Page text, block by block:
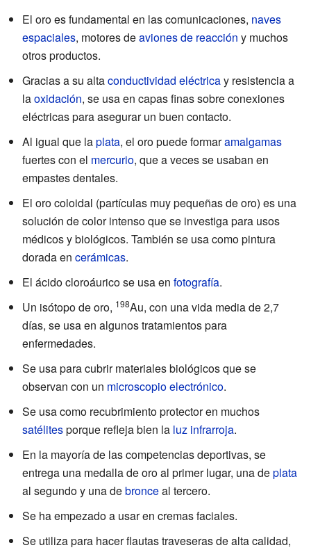
El oro es fundamental en las comunicaciones, naves
espaciales, motores deaviones de reacción y muchos
otros productos.
Gracias a su altaconductividad eléctricay resistencia a
laoxidación, se usa en capas finas sobre conexiones
eléctricas para asegurar un buen contacto.
Al igual que laplata, el oro puede formaramalgamas
fuertes con el mercurio, que a veces se usaban en
empastes dentales.
El oro coloidal (partículas muy pequeñas de oro) es una
solución de color intenso que se investiga para usos
médicos y biológicos. También se usa como pintura
dorada en cerámicas.
El ácido cloroáurico se usa en fotografía.
Un isótopo de oro, 198Au, con una vida media de 2,7
días, se usa en algunos tratamientos para
enfermedades.
Se usa para cubrir materiales biológicos que se
observan con un microscopio electrónico.
Se usa como recubrimiento protector en muchos
satélitesporque refleja bien la luz infrarroja.
En la mayoría de las competencias deportivas, se
entrega una medalla de oro al primer lugar, una deplata
al segundo y una debronceal tercero.
Se ha empezado a usar en cremas faciales.
Se utiliza para hacer flautas traveseras de alta calidad,